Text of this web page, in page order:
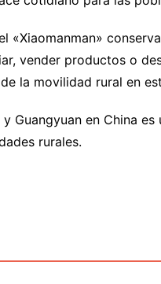
«Xiaomanman»
vender productos o
la movilidad rural en
Guangyuan en China
rurales.